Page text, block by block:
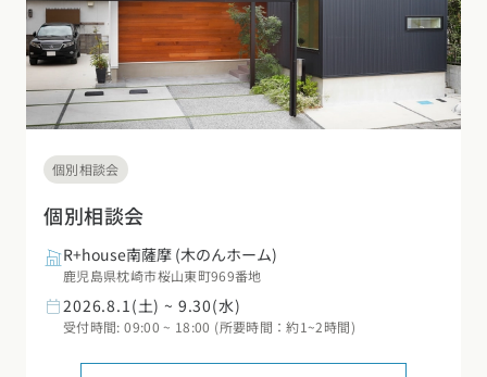
四国エリア
香川県徳島県愛媛県高知県
九州・沖縄エリア
福岡県佐賀県
沖縄県
個別相談会
個別相談会
R+house南薩摩 (木のんホーム)
鹿児島県枕崎市桜山東町969番地
2026.8.1(土) ~ 9.30(水)
受付時間: 09:00 ~ 18:00 (所要時間：約1~2時間)